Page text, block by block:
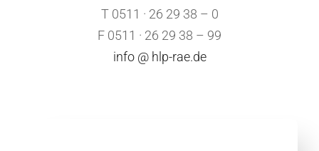
T 0511 · 26 29 38 – 0
F 0511 · 26 29 38 – 99
info @ hlp-rae.de